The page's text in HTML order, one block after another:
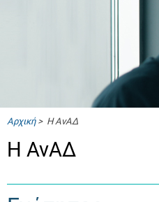
Αρχική> Η ΑνΑΔ
Η ΑνΑΔ